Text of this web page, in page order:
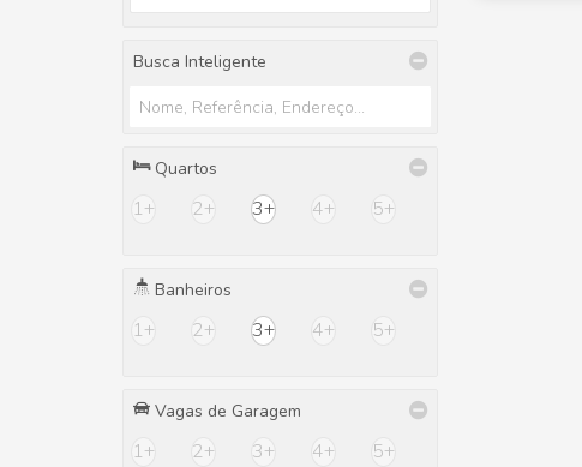
Busca Inteligente
Quartos
1+ 2+ 3+ 4+ 5+
Banheiros
1+ 2+ 3+ 4+ 5+
Vagas de Garagem
1+ 2+ 3+ 4+ 5+